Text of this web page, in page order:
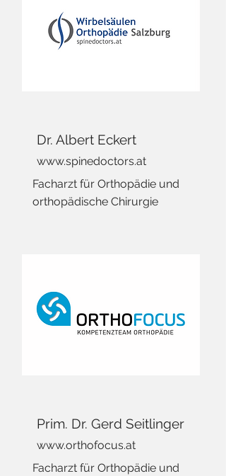
Dr. Albert Eckert
www.spinedoctors.at
Facharzt für Orthopädie und
orthopädische Chirurgie
Prim. Dr. Gerd Seitlinger
www.orthofocus.at
Facharzt für Orthopädie und